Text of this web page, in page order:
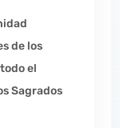
de los
el
Sagrados